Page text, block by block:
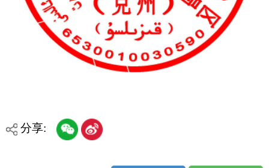
新公网安备65300102000007号 新ICP备2022000247号
政府网站标识码：6530000002 法律声明 关于我们